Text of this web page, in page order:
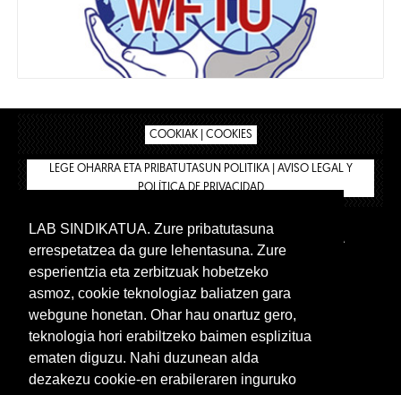
COOKIAK | COOKIES
LEGE OHARRA ETA PRIBATUTASUN POLITIKA | AVISO LEGAL Y
POLÍTICA DE PRIVACIDAD
BIZILAN.EUS
TIENDA
INTRANET 🔑
Euskera Castellano
LAB SINDIKATUA. Zure pribatutasuna
errespetatzea da gure lehentasuna. Zure
esperientzia eta zerbitzuak hobetzeko
asmoz, cookie teknologiaz baliatzen gara
webgune honetan. Ohar hau onartuz gero,
teknologia hori erabiltzeko baimen esplizitua
ematen diguzu. Nahi duzunean alda
dezakezu cookie-en erabileraren inguruko